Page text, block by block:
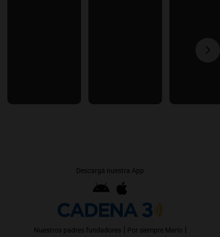
Descargá nuestra App
Nuestros padres fundadores | Por siempre Mario |